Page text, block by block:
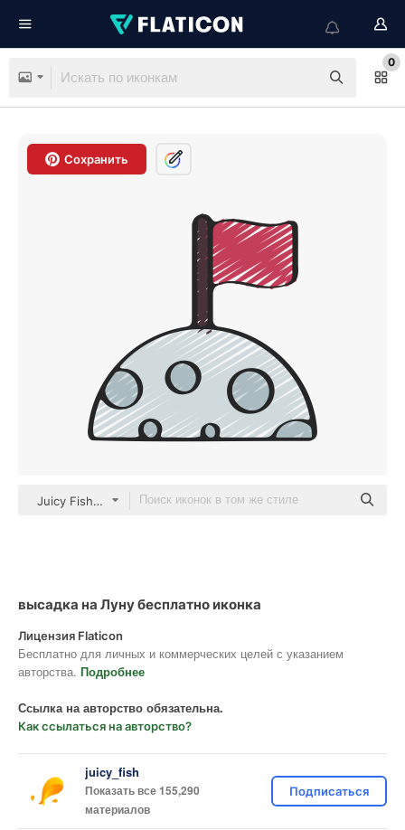
0
Сохранить
Juicy Fish Sketchy
высадка на Луну бесплатно иконка
Лицензия Flaticon
Бесплатно для личных и коммерческих целей с указанием
авторства. Подробнее
Ссылка на авторство обязательна.
Как ссылаться на авторство?
juicy_fish
Показать все 155,290
материалов
Подписаться